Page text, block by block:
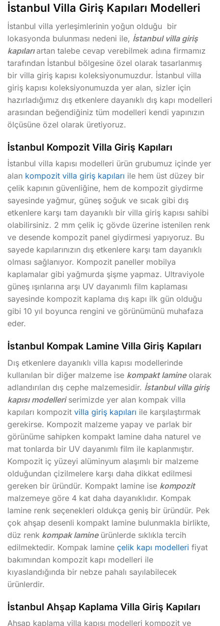
İstanbul Villa Giriş Kapıları Modelleri
İstanbul villa yerleşimlerinin yoğun olduğu bir
lokasyonda bulunması nedeni ile, İstanbul villa giriş
kapılarıartan talebe cevap verebilmek adına firmamız
tarafından İstanbul bölgesine özel olarak tasarlanmış
bir villa giriş kapısı koleksiyonumuzdur. İstanbul villa
giriş kapısı koleksiyonumuzda yer alan, sizler için
hazırladığımız dış etkenlere dayanıklı dış kapı modelleri
arasından beğendiğiniz tüm modelleri kendi yapınızın
ölçüsüne özel olarak üretiyoruz.
İstanbul Kompozit Villa Giriş Kapıları
İstanbul villa kapısı modelleri ürün grubumuz içinde yer
alan kompozit villa giriş kapıları ile hem üst düzey bir
çelik kapının güvenliğine, hem de kompozit giydirme
sayesinde yağmur, güneş soğuk ve sıcak gibi dış
etkenlere karşı tam dayanıklı bir villa giriş kapısı sahibi
olabilirsiniz. 2 mm çelik iç gövde üzerine istenilen renk
ve desende kompozit panel giydirmesi yapıyoruz. Bu
sayede kapılarınızın dış etkenlere karşı tam dayanıklı
olması sağlanıyor. Kompozit paneller mobilya
kaplamalar gibi yağmurda şişme yapmaz. Ultraviyole
güneş ışınlarına arşı UV dayanımlı film kaplaması
sayesinde kompozit kaplama dış kapı ilk gün olduğu
gibi 10 yıl boyunca rengini ve görünümünü muhafaza
eder.
İstanbul Kompak Lamine Villa Giriş Kapıları
Dış etkenlere dayanıklı villa kapısı modellerinde
kullanılan bir diğer malzeme ise kompakt lamineolarak
adlandırılan dış cephe malzemesidir. İstanbul villa giriş
kapısı modelleriserimizde yer alan kompak villa
kapıları kompozit villa giriş kapıları ile karşılaştırmak
gerekirse. Kompozit malzeme yapay ve parlak bir
görünüme sahipken kompakt lamine daha naturel ve
mat tonlarda bir UV dayanımlı film ile kaplanmıştır.
Kompozit iç yüzeyi alüminyum alaşımlı bir malzeme
olduğundan çizilmelere karşı daha dikkat edilmesi
gereken bir üründür. Kompakt lamine ise kompozit
malzemeye göre 4 kat daha dayanıklıdır. Kompak
lamine renk seçenekleri oldukça geniş bir üründür. Pek
çok ahşap desenli kompakt lamine bulunmakla birlikte,
düz renk kompak lamineürünlerde sıklıkla tercih
edilmektedir. Kompak lamine çelik kapı modelleri fiyat
bakımından kompozit kapı modelleri ile
kıyaslandığında bir nebze pahalı sayılabilecek
ürünlerdir.
İstanbul Ahşap Kaplama Villa Giriş Kapıları
Ahşap kaplama villa kapısı modelleri kompozit ve